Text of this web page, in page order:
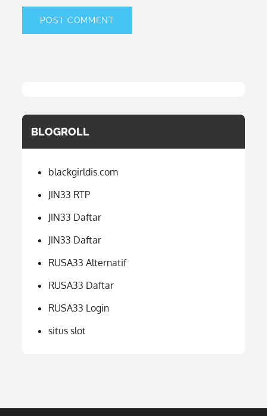
BLOGROLL
blackgirldis.com
JIN33 RTP
JIN33 Daftar
JIN33 Daftar
RUSA33 Alternatif
RUSA33 Daftar
RUSA33 Login
situs slot